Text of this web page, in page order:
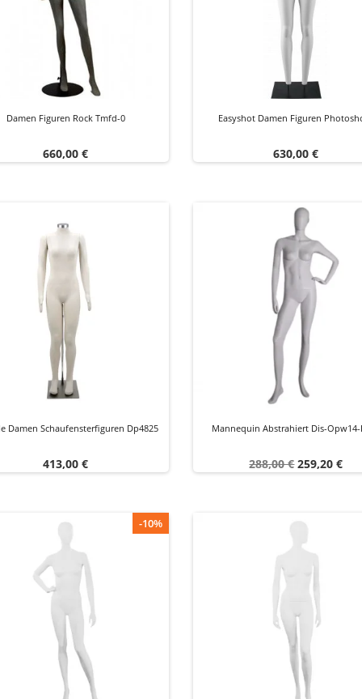
Damen Figuren Rock Tmfd-0
Preis
660,00 €
Easyshot Damen Figuren
Preis
630,00 €
Damen Schaufensterfiguren Dp4825
Preis
413,00 €
Mannequin Abstrahiert Dis-Opw14-
Verkaufspreis
288,00 €Preis
259,20 €
-10%